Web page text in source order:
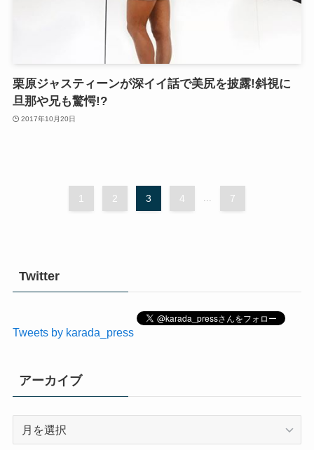
栗原ジャスティーンが深イイ話で美尻を披露!斜視に
旦那や兄も驚愕!?
2017年10月20日
1 2 3 4 ... 7
Twitter
Tweets by karada_press
アーカイブ